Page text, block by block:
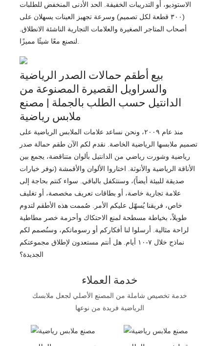
الاستوديو، أو التدريبات الخفيفة. الحد الأدنى المنخفض للطلبات
(٣٠٠ قطعة لكل تصميم) وسرعة تجهيز العينات يسهلان على
أصحاب المتاجر الصغيرة والعلامات التجارية الناشئة الانطلاق.
لنصنع معًا شيئًا مميزًا.
بيع أطقم حمالات الصدر الرياضية
والسراويل القصيرة المصنوعة من
الدانتيل حسب الطلب بالجملة | مصنع
ملابس رياضية
منذ عام ٢٠٠٩، ونحن نساعد علامات الملابس الرياضية على
تصميم ملابسها الرياضية الخاصة. نقدم لكم الآن طقم حمالة صدر
رياضية وشورت رياضي من الدانتيل بألوان متناقضة، يجمع بين
الأناقة الرياضية والأنوثة. اختاروا الألوان والأقمشة (نوفر خيارات
صديقة للبيئة أيضاً)، وسنتكفل بالباقي. سواء كنتم بحاجة إلى
علامة تجارية خاصة، أو بطاقات تعريف مخصصة، أو تغليف
خاص، فريقنا يُسهّل عليكم الأمر. صُممت هذه الأطقم لتدوم
طويلاً، بخياطة مسطحة لمنع الاحتكاك وأحزمة خصر مطاطية
لراحة مثالية. أرسلوا لنا أفكاركم أو رسوماتكم، وسنُصمم لكم
نماذج خلال ٧-١٠ أيام. هل أنتم مستعدون لإطلاق مجموعتكم
الجديدة؟
خدمة العملاء
خدمة تخصيص شاملة من المصنع الأصلي لجعل ملابسك
الرياضية فريدة من نوعها